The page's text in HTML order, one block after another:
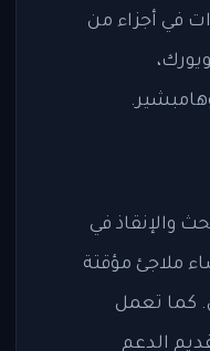
في أجزاء من
والإنقاذ في
ملاجئ مؤقتة
كما تعمل
الدعم